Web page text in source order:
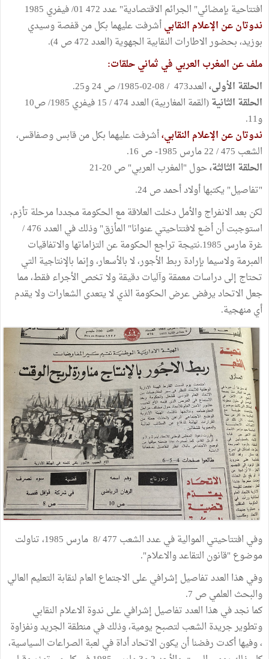
افتتاحية بإمضائي" الجرائم الاقتصادية" عدد 472 01/ فيفري 1985
ندوتان عن الإعلام النقابيأشرفت عليهما بكل من قفصة وسيدي
بوزيد، بحضور الاطارات النقابية الجهوية (العدد 472 ص 4).
ملف عن المغرب العربي في ثماني حلقات:
الحلقة الأولى،العدد473 / 08-02-1985/ ص 24 و25.
الحلقة الثانية
(القمة المغاربية) العدد 474 / 15 فيفري 1985/ ص10
و11.
ندوتان عن الإعلام النقابي،أشرفت عليهما بكل من قابس وصفاقس،
الشعب 475 / 22 مارس 1985- ص 16.
الحلقة الثالثة،حول "المغرب العربي" ص 20-21
"تفاصيل" يكتبها أولاد أحمد ص 24.
لكن بعد الانفراج والأمل دخلت العلاقة مع الحكومة مجددا مرحلة تأزم،
استوجبت أن أضع لافتتاحيتي عنوانا" المأزق" وذلك في العدد 476 /
غرة مارس 1985.نتيجة تراجع الحكومة عن التزاماتها والاتفاقيات
المبرمة ولاسيما بإرادة ربط الأجور، لا بالأسعار، وإنما بالإنتاجية التي
تحتاج إلى دراسات معمقة وآليات دقيقة ولا تخص الأجراء فقط، مما
جعل الاتحاد يرفض عرض الحكومة الذي لا يتعدى الشعارات ولا يقدم
أي منهجية.
وفي افتتاحيتي الموالية في عدد الشعب 477 /8 مارس 1985، تناولت
موضوع "قانون التقاعد والاعلام".
وفي هذا العدد تفاصيل إشرافي على الاجتماع العام لنقابة التعليم العالي
والبحث العلمي ص 7.
كما نجد في هذا العدد تفاصيل إشرافي على ندوة الاعلام النقابي
وتطوير جريدة الشعب لتصبح يومية، وذلك في منطقة الجريد ونفزاوة
، وفيها أكدت رفضنا أن يكون الاتحاد أداة في لعبة الصراعات السياسية،